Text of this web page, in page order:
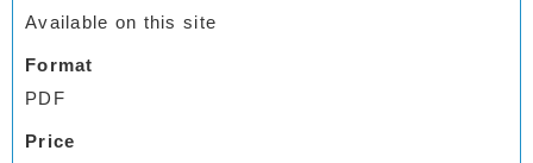
Available on this site
Format
PDF
Price